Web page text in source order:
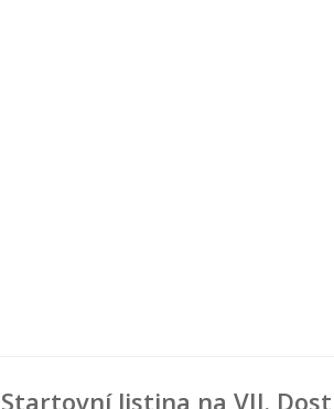
Startovní listina na VII.